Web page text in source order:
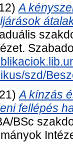
A
szd/
A kínzás
fellépés
BSc